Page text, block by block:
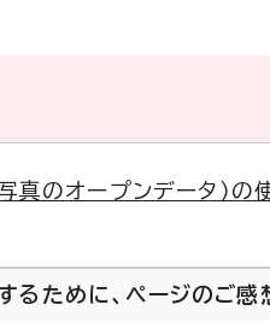
真のオープンデータ）の
るために、ページのご感